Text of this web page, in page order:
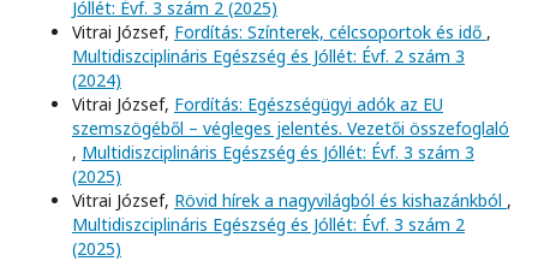
Jóllét: Évf. 3 szám 2 (2025)
Vitrai József, Fordítás: Színterek, célcsoportok és idő ,
Multidiszciplináris Egészség és Jóllét: Évf. 2 szám 3
(2024)
Vitrai József, Fordítás: Egészségügyi adók az EU
szemszögéből – végleges jelentés. Vezetői összefoglaló
, Multidiszciplináris Egészség és Jóllét: Évf. 3 szám 3
(2025)
Vitrai József, Rövid hírek a nagyvilágból és kishazánkból ,
Multidiszciplináris Egészség és Jóllét: Évf. 3 szám 2
(2025)